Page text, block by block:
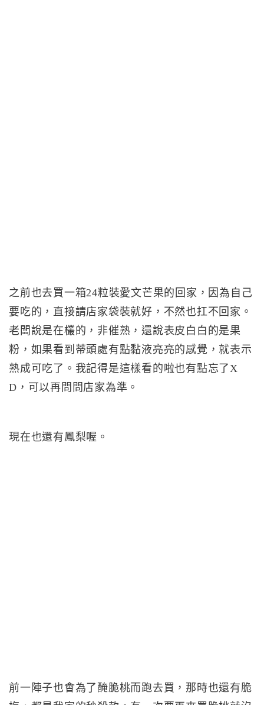
之前也去買一箱24粒裝愛文芒果的回家，因為自己
要吃的，直接請店家袋裝就好，不然也扛不回家。
老闆說是在欉的，非催熟，還說表皮白白的是果
粉，如果看到蒂頭處有點黏液亮亮的感覺，就表示
熟成可吃了。我記得是這樣看的啦也有點忘了X
D，可以再問問店家為準。
現在也還有鳳梨喔。
前一陣子也會為了醃脆桃而跑去買，那時也還有脆